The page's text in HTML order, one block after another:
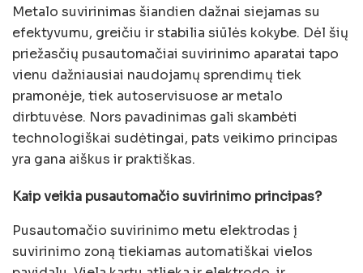
Metalo suvirinimas šiandien dažnai siejamas su
efektyvumu, greičiu ir stabilia siūlės kokybe. Dėl šių
priežasčių pusautomačiai suvirinimo aparatai tapo
vienu dažniausiai naudojamų sprendimų tiek
pramonėje, tiek autoservisuose ar metalo
dirbtuvėse. Nors pavadinimas gali skambėti
technologiškai sudėtingai, pats veikimo principas
yra gana aiškus ir praktiškas.
Kaip veikia pusautomačio suvirinimo principas?
Pusautomačio suvirinimo metu elektrodas į
suvirinimo zoną tiekiamas automatiškai vielos